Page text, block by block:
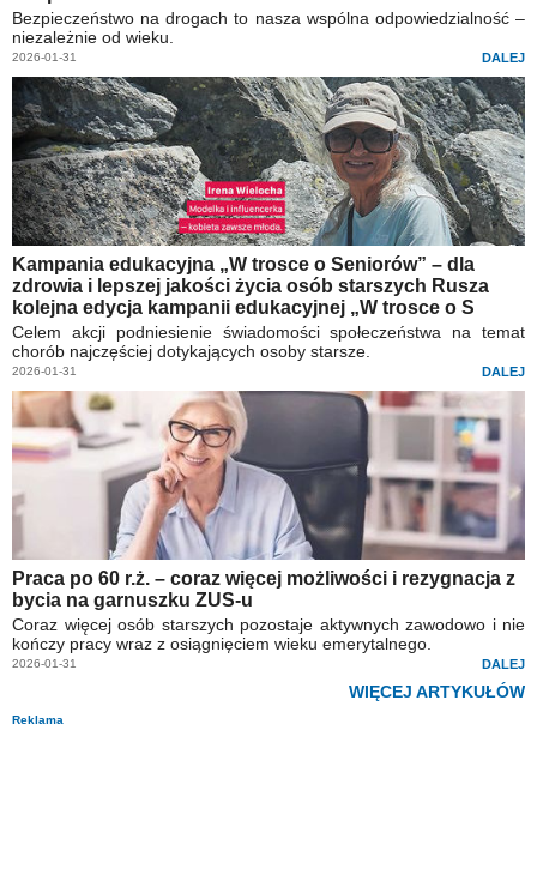
Bezpieczeństwo na drogach to nasza wspólna odpowiedzialność –
niezależnie od wieku.
2026-01-31 DALEJ
Kampania edukacyjna „W trosce o Seniorów” – dla
zdrowia i lepszej jakości życia osób starszych Rusza
kolejna edycja kampanii edukacyjnej „W trosce o S
Celem akcji podniesienie świadomości społeczeństwa na temat
chorób najczęściej dotykających osoby starsze.
2026-01-31 DALEJ
Praca po 60 r.ż. – coraz więcej możliwości i rezygnacja z
bycia na garnuszku ZUS-u
Coraz więcej osób starszych pozostaje aktywnych zawodowo i nie
kończy pracy wraz z osiągnięciem wieku emerytalnego.
2026-01-31 DALEJ
WIĘCEJ ARTYKUŁÓW
Reklama